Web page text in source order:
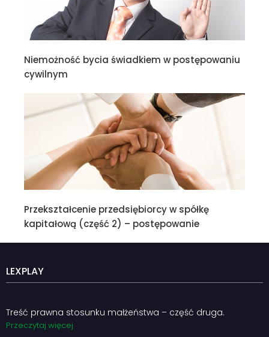
Niemożność bycia świadkiem w postępowaniu
cywilnym
Przekształcenie przedsiębiorcy w spółkę
kapitałową (część 2) – postępowanie
LEXPLAY
Treść prawna stosunku małżeństwa – część druga.
Przeczytaj więcej